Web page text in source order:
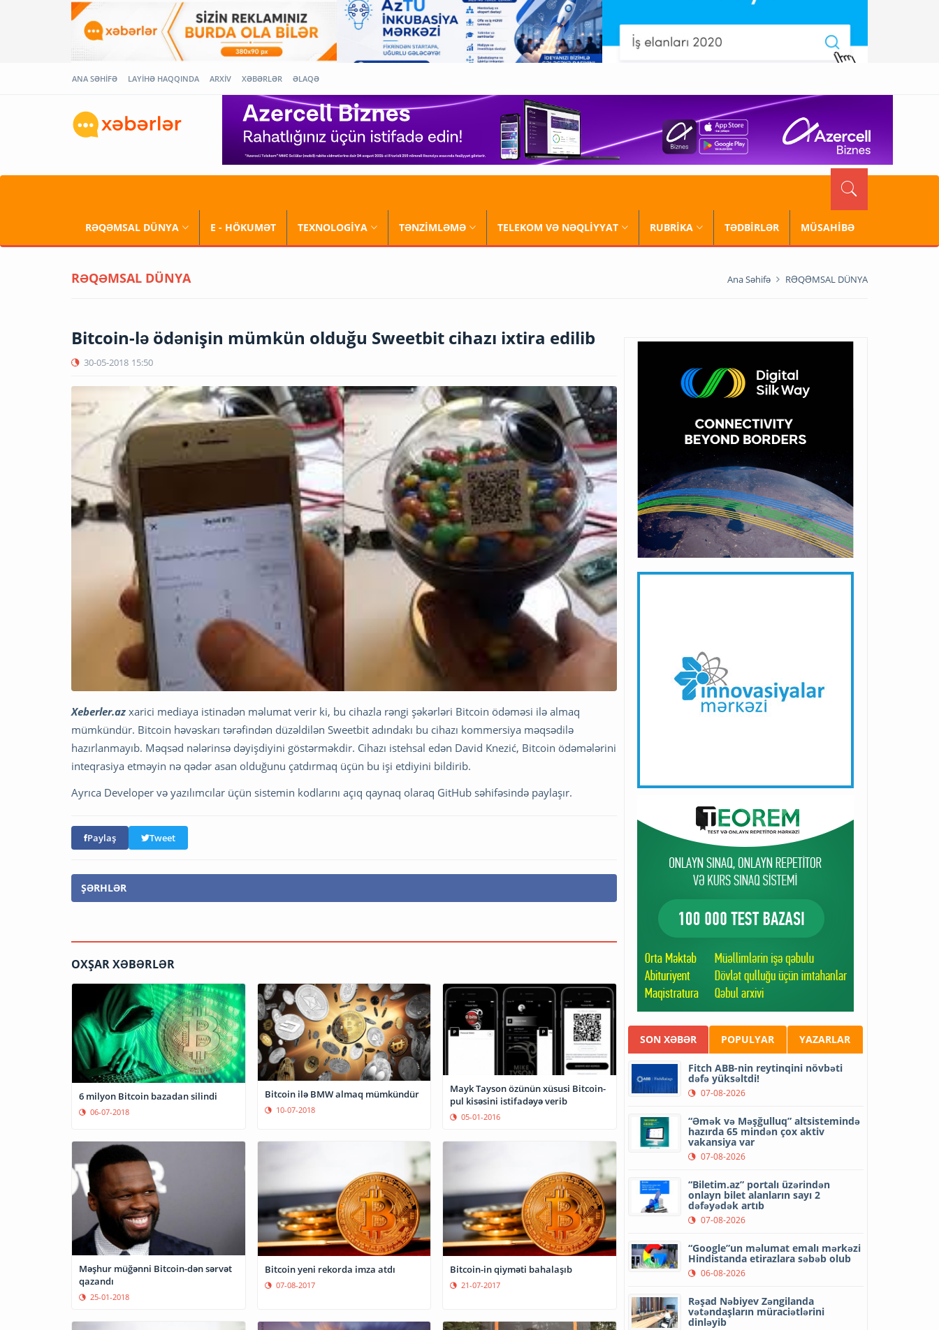
ANA SƏHİFƏ LAYİHƏ HAQQINDA ARXİV XƏBƏRLƏR ƏLAQƏ
RƏQƏMSAL DÜNYA E - HÖKUMƏT TEXNOLOGİYA TƏNZİMLƏMƏ TELEKOM VƏ NƏQLİYYAT RUBRİKA TƏDBİRLƏR MÜSAHİBƏ
RƏQƏMSAL DÜNYA Ana Səhifə RƏQƏMSAL DÜNYA
Bitcoin-lə ödənişin mümkün olduğu Sweetbit cihazı ixtira edilib
30-05-2018 15:50
Xeberler.az xarici mediaya istinadən məlumat verir ki, bu cihazla rəngi şəkərləri Bitcoin ödəməsi ilə almaq
mümkündür. Bitcoin həvəskarı tərəfindən düzəldilən Sweetbit adındakı bu cihazı kommersiya məqsədilə
hazırlanmayıb. Məqsəd nələrinsə dəyişdiyini göstərməkdir. Cihazı istehsal edən David Knezić, Bitcoin ödəmələrini
inteqrasiya etməyin nə qədər asan olduğunu çatdırmaq üçün bu işi etdiyini bildirib.
Ayrıca Developer və yazılımcılar üçün sistemin kodlarını açıq qaynaq olaraq GitHub səhifəsində paylaşır.
Paylaş Tweet
ŞƏRHLƏR
OXŞAR XƏBƏRLƏR
6 milyon Bitcoin bazadan silindi
06-07-2018
Bitcoin ilə BMW almaq mümkündür
10-07-2018
Mayk Tayson özünün xüsusi Bitcoin-
pul kisəsini istifadəyə verib
05-01-2016
Məşhur müğənni Bitcoin-dən sərvət
qazandı
25-01-2018
Bitcoin yeni rekorda imza atdı
07-08-2017
Bitcoin-in qiyməti bahalaşıb
21-07-2017
SON XƏBƏR POPULYAR YAZARLAR
Fitch ABB-nin reytinqini növbəti
dəfə yüksəltdi!
07-08-2026
“Əmək və Məşğulluq” altsistemində
hazırda 65 mindən çox aktiv
vakansiya var
07-08-2026
“Biletim.az” portalı üzərindən
onlayn bilet alanların sayı 2
dəfəyədək artıb
07-08-2026
“Google”un məlumat emalı mərkəzi
Hindistanda etirazlara səbəb olub
06-08-2026
Rəşad Nəbiyev Zəngilanda
vətəndaşların müraciətlərini
dinləyib